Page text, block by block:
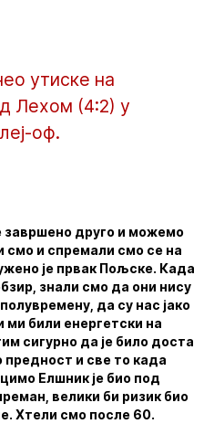
утиске на
Лехом (4:2) у
оф.
завршено друго и можемо
смо и спремали смо се на
је првак Пољске. Када
знали смо да они нису
да су нас јако
били енергетски на
сигурно да је било доста
предност и све то када
Елшник је био под
велики би ризик био
Хтели смо после 60.